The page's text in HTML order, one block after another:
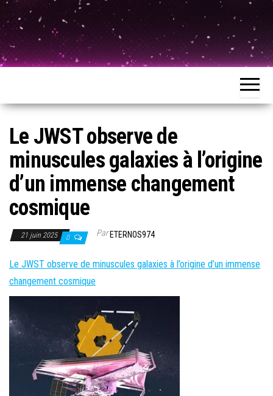
Le JWST observe de
minuscules galaxies à l’origine
d’un immense changement
cosmique
21 juin 2025 0 ParETERNOS974
Le JWST observe de minuscules galaxies à l’origine d’un immense
changement cosmique